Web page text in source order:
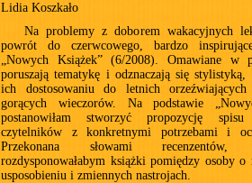
Lidia Koszkało
Na problemy z doborem wakacyjnych
powrót do czerwcowego, bardzo
„Nowych Książek” (6/2008). Omawiane w
poruszają tematykę i odznaczają się stylistyką,
ich dostosowaniu do letnich
gorących wieczorów. Na podstawie
postanowiłam stworzyć propozycję
czytelników z konkretnymi potrzebami i
Przekonana słowami
rozdysponowałabym książki pomiędzy osoby o
usposobieniu i zmiennych nastrojach.